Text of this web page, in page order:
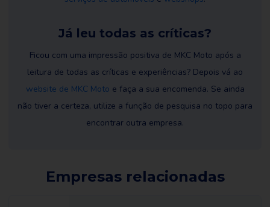
Já leu todas as críticas?
Ficou com uma impressão positiva de MKC Moto após a
leitura de todas as críticas e experiências? Depois vá ao
website de MKC Moto e faça a sua encomenda. Se ainda
não tiver a certeza, utilize a função de pesquisa no topo para
encontrar outra empresa.
Empresas relacionadas